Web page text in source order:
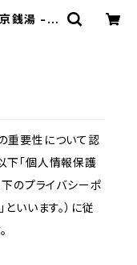
銭湯 - T
重要性について認
下「個人情報保護
下のプライバシーポ
いいます。）に従